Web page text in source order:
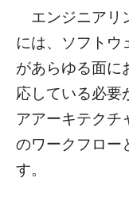
エンジニアリ
には、ソフトウ
があらゆる面に
応している必要
アアーキテクチ
のワークフロー
す。